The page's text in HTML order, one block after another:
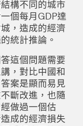
構不同的城市
個每月GDP達
，造成的經濟
統計推論。
這個問題需要
，對比中國和
案是顯而易見
斷改進，也隨
做過一個估
成的經濟損失